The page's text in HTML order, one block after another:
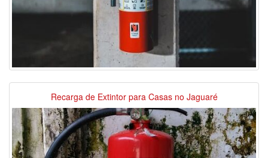
Recarga de Extintor para Casas no Jaguaré